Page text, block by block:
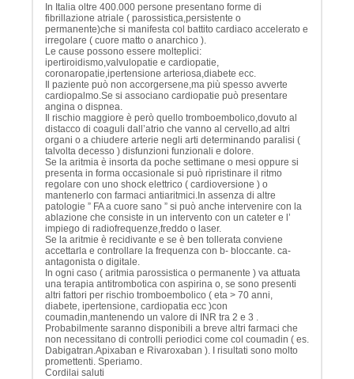
In Italia oltre 400.000 persone presentano forme di
fibrillazione atriale ( parossistica,persistente o
permanente)che si manifesta col battito cardiaco accelerato e
irregolare ( cuore matto o anarchico ).
Le cause possono essere molteplici:
ipertiroidismo,valvulopatie e cardiopatie,
coronaropatie,ipertensione arteriosa,diabete ecc.
Il paziente può non accorgersene,ma più spesso avverte
cardiopalmo.Se si associano cardiopatie può presentare
angina o dispnea.
Il rischio maggiore è però quello tromboembolico,dovuto al
distacco di coaguli dall’atrio che vanno al cervello,ad altri
organi o a chiudere arterie negli arti determinando paralisi (
talvolta decesso ) disfunzioni funzionali e dolore.
Se la aritmia è insorta da poche settimane o mesi oppure si
presenta in forma occasionale si può ripristinare il ritmo
regolare con uno shock elettrico ( cardioversione ) o
mantenerlo con farmaci antiaritmici.In assenza di altre
patologie ” FA a cuore sano ” si può anche intervenire con la
ablazione che consiste in un intervento con un cateter e l’
impiego di radiofrequenze,freddo o laser.
Se la aritmie è recidivante e se è ben tollerata conviene
accettarla e controllare la frequenza con b- bloccante. ca-
antagonista o digitale.
In ogni caso ( aritmia parossistica o permanente ) va attuata
una terapia antitrombotica con aspirina o, se sono presenti
altri fattori per rischio tromboembolico ( eta > 70 anni,
diabete, ipertensione, cardiopatia ecc )con
coumadin,mantenendo un valore di INR tra 2 e 3 .
Probabilmente saranno disponibili a breve altri farmaci che
non necessitano di controlli periodici come col coumadin ( es.
Dabigatran.Apixaban e Rivaroxaban ). I risultati sono molto
promettenti. Speriamo.
Cordilai saluti